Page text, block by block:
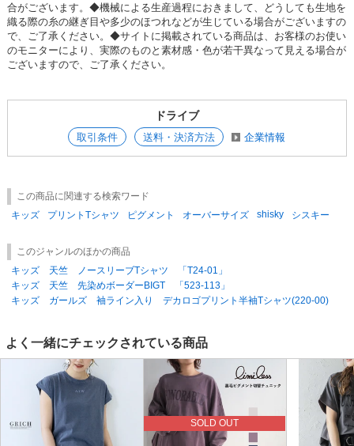
参考上代 オープンプライス
SOLD OUT
SD品番：12535884S16 / メーカー品番：524-106
SOLD OUT
8-3チャコール 160cm
SD品番：12535884S18 / メーカー品番：524-106
SOLD OUT
SD品番：12535884S19 / メーカー品番：524-106
8-4ブラック 120cm
合がございます。◆機械による生産過程におきまして、どうしても生地を
織る際の糸の継ぎ目や多少のほつれなどが生じている場合がございますの
で、ご了承ください。◆サイトに掲載されている商品は、お客様のお使い
のモニターにより、実際のものと素材感・色が若干異なって見える場合が
ございますので、ご了承ください。
ドライブ
取引条件 送料・決済方法 企業情報
この商品に関連する検索ワード
キッズ
プリントTシャツ ピグメント オーバーサイズ shisky シスキー
このジャンルのほかの商品
キッズ 天竺 ノースリーブTシャツ 「T24-01」
キッズ 天竺 先染めボーダーBIGT 「523-113」
キッズ ガールズ 袖ライン入り デカロゴプリント半袖Tシャツ(220-00)
よく一緒にチェックされている商品
SOLD OUT